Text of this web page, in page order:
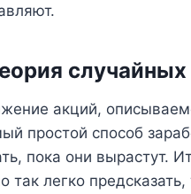
акций,
простой способ
пока они вырастут.
так легко